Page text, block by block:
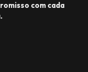
com cada